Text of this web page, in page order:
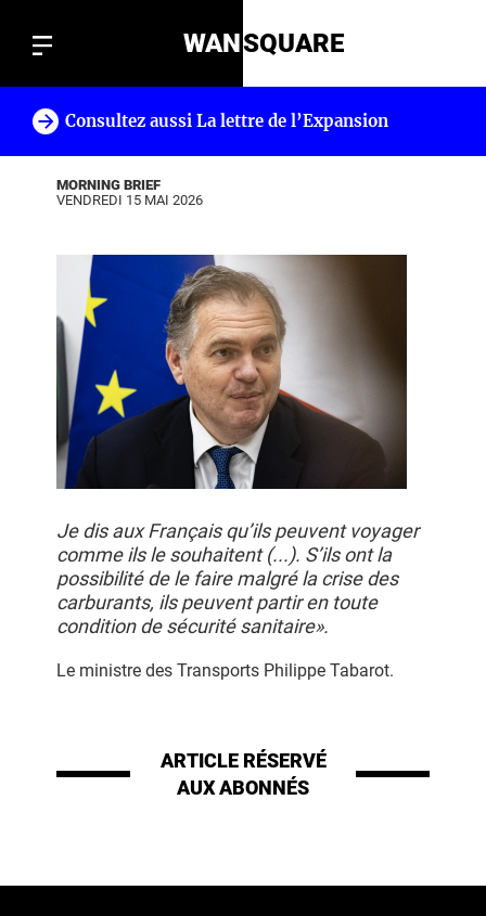
WANSQUARE
Consultez aussi La lettre de l’Expansion
MORNING BRIEF
VENDREDI 15 MAI 2026
Je dis aux Français qu’ils peuvent voyager
comme ils le souhaitent (...). S’ils ont la
possibilité de le faire malgré la crise des
carburants, ils peuvent partir en toute
condition de sécurité sanitaire».
Le ministre des Transports Philippe Tabarot.
ARTICLE RÉSERVÉ
AUX ABONNÉS